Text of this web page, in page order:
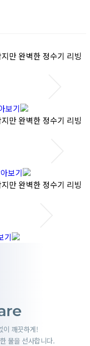
만 완벽한 정수기 리빙
보기
만 완벽한 정수기 리빙
보기
만 완벽한 정수기 리빙
기
이 깨끗하게!
물을 선사합니다.